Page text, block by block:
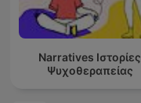
Narratives Ιστορίες
Ψυχοθεραπείας